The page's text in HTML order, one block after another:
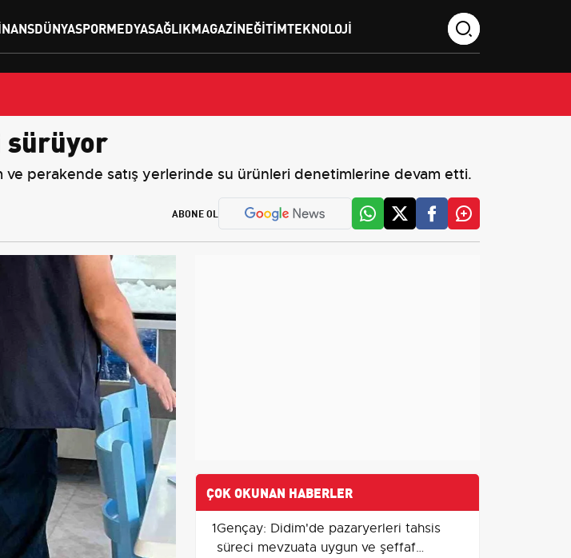
DÜNYASPORMEDYASAĞLIKMAGAZINEĞITIMTEKNOLOJI
sürüyor
perakende satış yerlerinde su ürünleri denetimlerine devam etti.
ABONE OL
ÇOK OKUNAN HABERLER
1Gençay: Didim'de pazaryerleri tahsis
süreci mevzuata uygun ve şeffaf